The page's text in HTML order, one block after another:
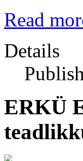
Read
Details
ERKÜ